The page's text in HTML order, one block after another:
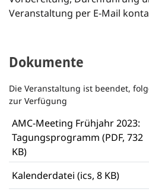
Veranstaltung per E-Mail
Dokumente
Die Veranstaltung ist beendet,
zur Verfügung
AMC-Meeting Frühjahr 2023:
Tagungsprogramm (PDF, 732
KB)
Kalenderdatei (ics, 8 KB)